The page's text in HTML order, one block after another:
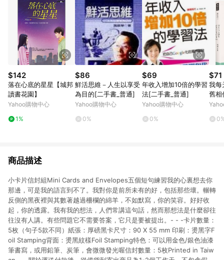
$142
落在心底的星星【城邦
讀書花園】
Yahoo購物中心
1%
$86
鮮活思維－人生以享受
為目的[二手書_普通]
Yahoo購物中心
0%
$69
年收入增加10倍的學習
法[二手書_普通]
Yahoo購物中心
0%
$71
我每
舊相
道憂
書_
商品描述
小卡片信封組Mini Cards and Envelopes五個短句練習我的心裏想去你
那邊，可是我的語言到不了。我對你是前所未有的好，包括那些壞。輾轉
反側的黑夜裡與其數著越過柵欄的綿羊，不如默寫，你的笑容。好好收
起，你的透露。我有我的想法，人們常講這句話，然而那想法是什麼卻往
往沒有人講。有些問題它不需要答案，它只是要被提出。- - -卡片數量：
5枚（句子5款不同）紙張：厚磅黑卡尺寸：90 X 55 mm 印刷：燙黑字F
oil Stamping背面：燙黑紋樣Foil Stamping特色：可以用金色/銀色油漆
筆書寫，或用鉛筆、炭筆，會微微發光喔信封數量：5枚Printed in Taiw